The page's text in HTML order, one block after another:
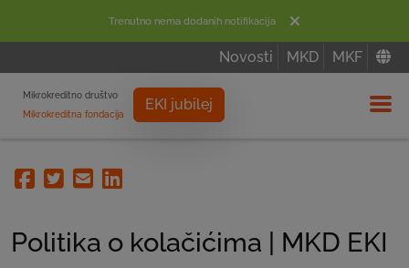
Trenutno nema dodanih notifikacija
Novosti MKD MKF
Mikrokreditno društvo
Mikrokreditna fondacija
EKI jubilej
Facebook
TwitterEmailLinkedin
Politika o kolačićima | MKD EKI